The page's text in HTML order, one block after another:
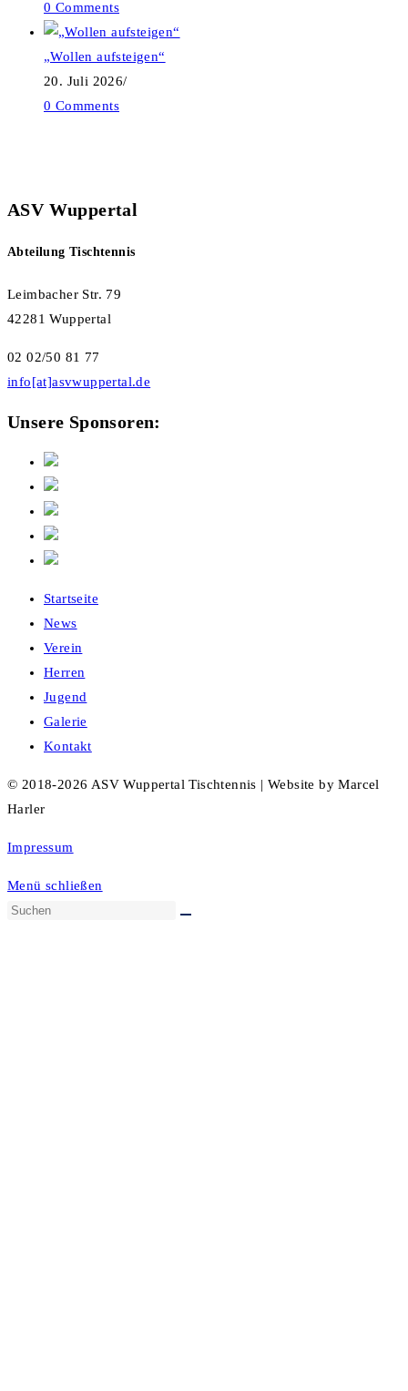
0 Comments
„Wollen aufsteigen“
20. Juli 2026/
0 Comments
ASV Wuppertal
Abteilung Tischtennis
Leimbacher Str. 79
42281 Wuppertal
02 02/50 81 77
info[at]asvwuppertal.de
Unsere Sponsoren:
Startseite
News
Verein
Herren
Jugend
Galerie
Kontakt
© 2018-2026 ASV Wuppertal Tischtennis | Website by Marcel
Harler
Impressum
Menü schließen